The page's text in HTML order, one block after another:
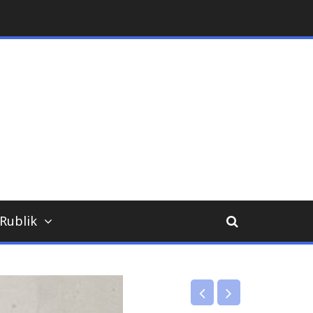
Rublik